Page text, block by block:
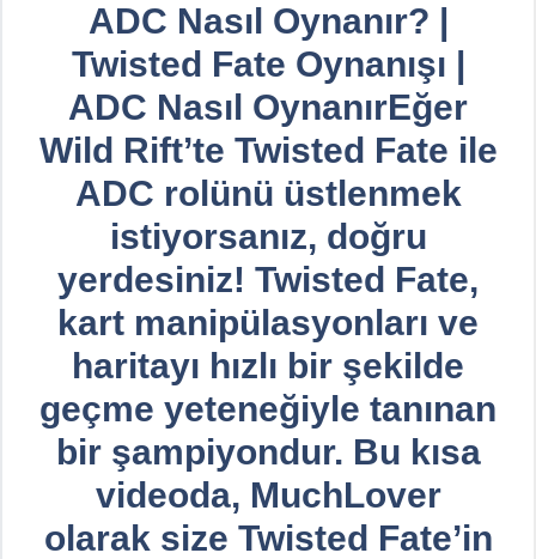
ADC Nasıl Oynanır? |
Twisted Fate Oynanışı |
ADC Nasıl OynanırEğer
Wild Rift’te Twisted Fate ile
ADC rolünü üstlenmek
istiyorsanız, doğru
yerdesiniz! Twisted Fate,
kart manipülasyonları ve
haritayı hızlı bir şekilde
geçme yeteneğiyle tanınan
bir şampiyondur. Bu kısa
videoda, MuchLover
olarak size Twisted Fate’in